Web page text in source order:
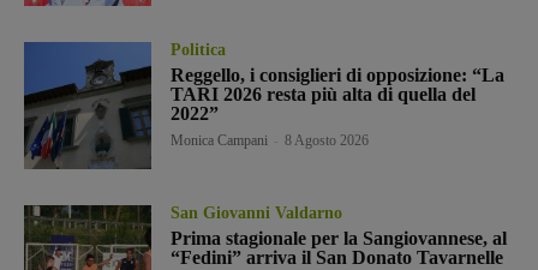
Politica
Reggello, i consiglieri di opposizione: “La
TARI 2026 resta più alta di quella del
2022”
Monica Campani 8 Agosto 2026
San Giovanni Valdarno
Prima stagionale per la Sangiovannese, al
“Fedini” arriva il San Donato Tavarnelle